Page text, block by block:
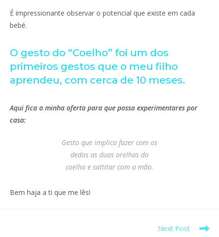
É impressionante observar o potencial que existe em cada
bebé.
O gesto do “Coelho” foi um dos
primeiros gestos que o meu filho
aprendeu, com cerca de 10 meses.
Aqui fica a minha oferta para que possa experimentares por
casa:
Gesto que implica fazer com os
dedos as duas orelhas do
coelho e saltitar com a mão.
Bem haja a ti que me lês!
Next Post